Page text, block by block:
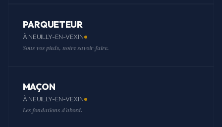
PARQUETEUR
À NEUILLY-EN-VEXIN
Sous vos pieds, notre savoir-faire.
MAÇON
À NEUILLY-EN-VEXIN
Les fondations d'abord.